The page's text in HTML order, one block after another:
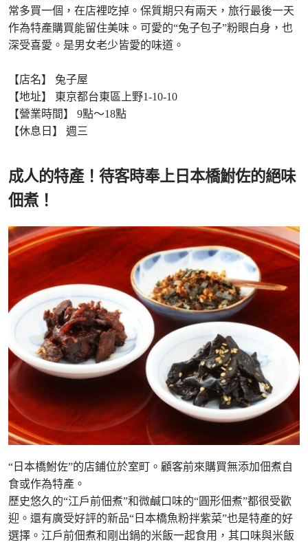
常多買一個，在店裡吃掉。保質期只有兩天，旅行最後一天
作為特產購買能留住美味。可愛的“兔子包子”粉眼白身，也
深受喜愛。是男女老少皆愛的味道。
【店名】 兔子屋
【地址】 東京都台東區上野1-10-10
【營業時間】 9點～18點
【休息日】 週三
成人的特產！待客時奉上日本橋鮒佐的絕味
佃煮！
“日本橋鮒佐”的店鋪位於室町。顧客前來購買無添加佃煮自
食或作為特產。
歷史悠久的“江戶前佃煮”和微鹹口味的“圓形佃煮”都很受歡
迎。還有廣受好評的新品“日本橋魚粉拌紫菜”也是特產的好
選擇。江戶前佃煮和剛出鍋的米飯一起食用，其口味與米飯